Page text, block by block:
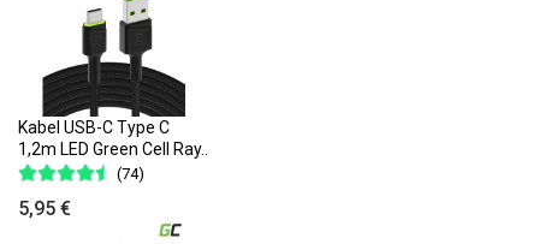
Kabel USB-C Type C
1,2m LED Green Cell Ray..
(74)
5,95 €